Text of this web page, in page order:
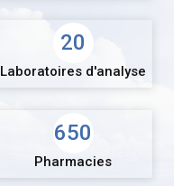
20
Laboratoires d'analyse
650
Pharmacies